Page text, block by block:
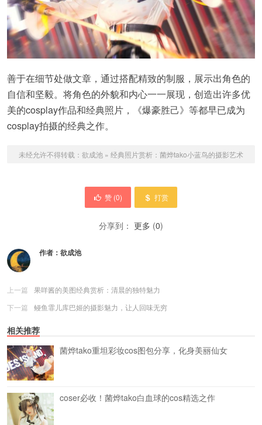
善于在细节处做文章，通过搭配精致的制服，展示出角色的
自信和坚毅。将角色的外貌和内心一一展现，创造出许多优
美的cosplay作品和经典照片，《爆豪胜己》等都早已成为
cosplay拍摄的经典之作。
未经允许不得转载： 欲成池 » 经典照片赏析：菌烨tako小蓝鸟的摄影艺术
赞 (0) 打赏
分享到： 更多 (0)
作者： 欲成池
上一篇
果咩酱的美图经典赏析：清晨的独特魅力
下一篇
鳗鱼霏儿库巴姬的摄影魅力，让人回味无穷
相关推荐
菌烨tako重坦彩妆cos图包分享，化身美丽仙女
coser必收！菌烨tako白血球的cos精选之作